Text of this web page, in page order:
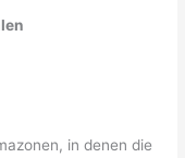
in denen die